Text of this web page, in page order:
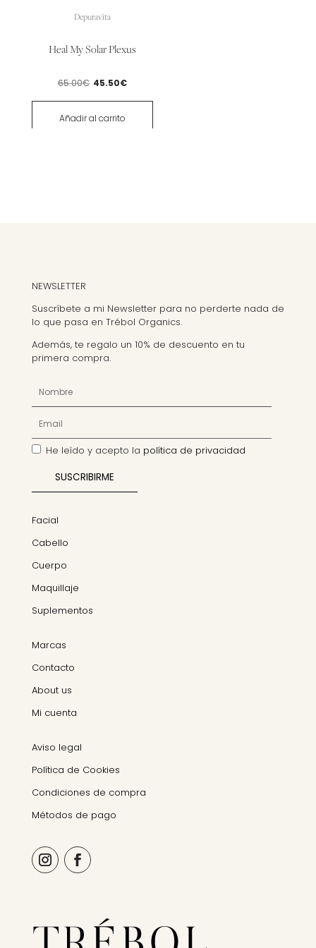
Depuravita
Heal My Solar Plexus
65.00€ El
precio
original
45.50€El
precio
Añadir al carrito
NEWSLETTER
Suscríbete a mi Newsletter para no perderte nada de
lo que pasa en Trébol Organics.
Además, te regalo un 10% de descuento en tu
primera compra.
He leído y acepto la política de privacidad
Facial
Cabello
Cuerpo
Maquillaje
Suplementos
Marcas
Contacto
About us
Mi cuenta
Aviso legal
Política de Cookies
Condiciones de compra
Métodos de pago